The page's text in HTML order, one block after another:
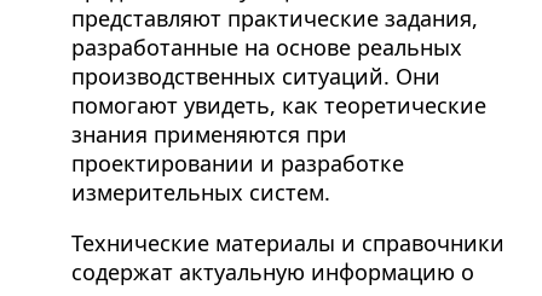
представляют практические задания,
разработанные на основе реальных
производственных ситуаций. Они
помогают увидеть, как теоретические
знания применяются при
проектировании и разработке
измерительных систем.
Технические материалы и справочники
содержат актуальную информацию о